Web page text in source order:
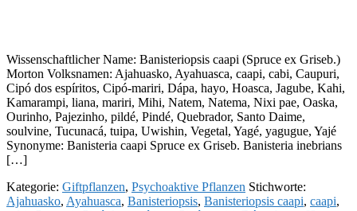
Wissenschaftlicher Name: Banisteriopsis caapi (Spruce ex Griseb.)
Morton Volksnamen: Ajahuasko, Ayahuasca, caapi, cabi, Caupuri,
Cipó dos espíritos, Cipó-mariri, Dápa, hayo, Hoasca, Jagube, Kahi,
Kamarampi, liana, mariri, Mihi, Natem, Natema, Nixi pae, Oaska,
Ourinho, Pajezinho, pildé, Pindé, Quebrador, Santo Daime,
soulvine, Tucunacá, tuipa, Uwishin, Vegetal, Yagé, yagugue, Yajé
Synonyme: Banisteria caapi Spruce ex Griseb. Banisteria inebrians
[…]
Kategorie: Giftpflanzen, Psychoaktive Pflanzen Stichworte:
Ajahuasko, Ayahuasca, Banisteriopsis, Banisteriopsis caapi, caapi,